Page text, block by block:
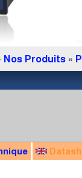
Nos Produits »